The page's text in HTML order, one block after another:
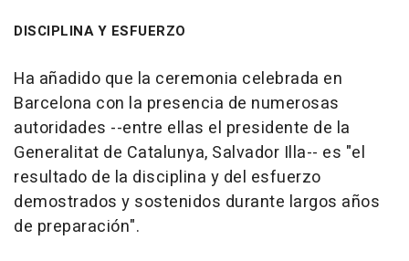
DISCIPLINA Y ESFUERZO
Ha añadido que la ceremonia celebrada en
Barcelona con la presencia de numerosas
autoridades --entre ellas el presidente de la
Generalitat de Catalunya, Salvador Illa-- es "el
resultado de la disciplina y del esfuerzo
demostrados y sostenidos durante largos años
de preparación".